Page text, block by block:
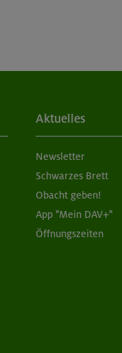
Aktuelles
Newsletter
Schwarzes Brett
Obacht geben!
App "Mein DAV+"
Öffnungszeiten